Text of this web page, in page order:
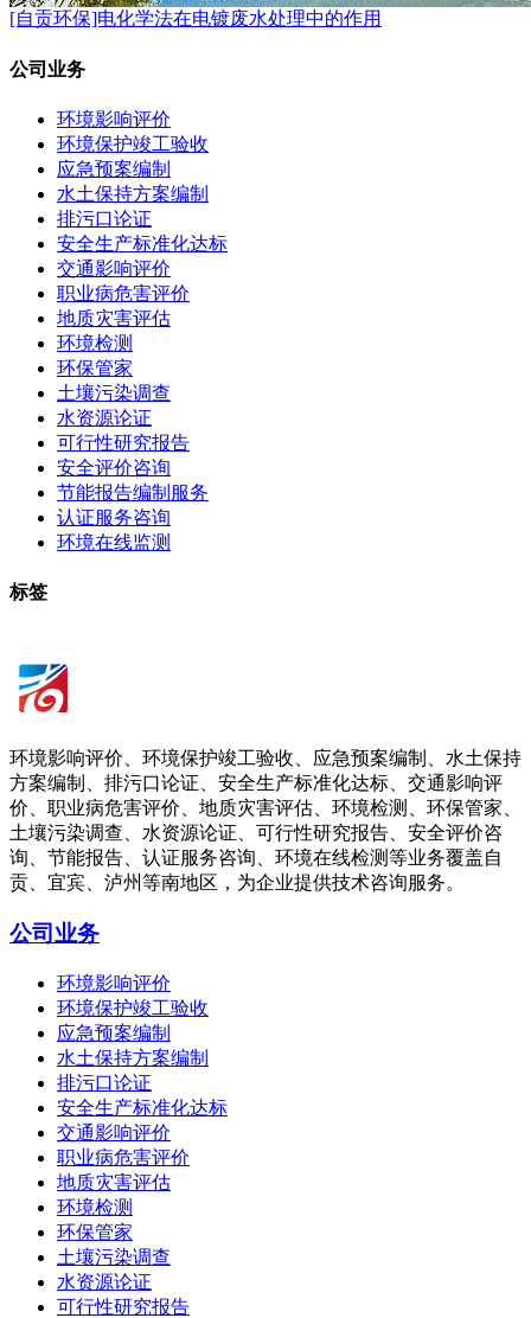
[自贡环保]电化学法在电镀废水处理中的作用
公司业务
环境影响评价
环境保护竣工验收
应急预案编制
水土保持方案编制
排污口论证
安全生产标准化达标
交通影响评价
职业病危害评价
地质灾害评估
环境检测
环保管家
土壤污染调查
水资源论证
可行性研究报告
安全评价咨询
节能报告编制服务
认证服务咨询
环境在线监测
标签
环境影响评价、环境保护竣工验收、应急预案编制、水土保持
方案编制、排污口论证、安全生产标准化达标、交通影响评
价、职业病危害评价、地质灾害评估、环境检测、环保管家、
土壤污染调查、水资源论证、可行性研究报告、安全评价咨
询、节能报告、认证服务咨询、环境在线检测等业务覆盖自
贡、宜宾、泸州等南地区，为企业提供技术咨询服务。
公司业务
环境影响评价
环境保护竣工验收
应急预案编制
水土保持方案编制
排污口论证
安全生产标准化达标
交通影响评价
职业病危害评价
地质灾害评估
环境检测
环保管家
土壤污染调查
水资源论证
可行性研究报告